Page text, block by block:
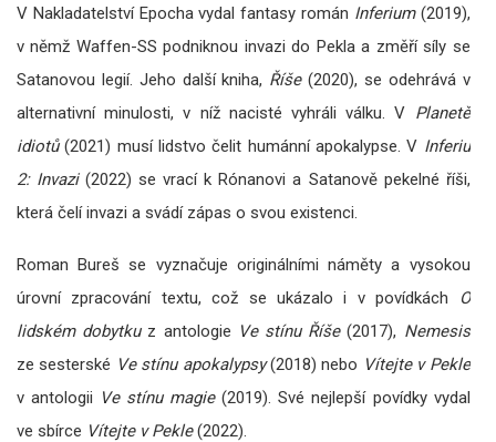
V Nakladatelství Epocha vydal fantasy román Inferium(2019),
v němž Waffen-SS podniknou invazi do Pekla a změří síly se
Satanovou legií. Jeho další kniha, Říše(2020), se odehrává v
alternativní minulosti, v níž nacisté vyhráli válku. V Planetě
idiotů(2021) musí lidstvo čelit humánní apokalypse. V Inferiu
2: Invazi(2022) se vrací k Rónanovi a Satanově pekelné říši,
která čelí invazi a svádí zápas o svou existenci.
Roman Bureš se vyznačuje originálními náměty a vysokou
úrovní zpracování textu, což se ukázalo i v povídkách
O
lidském dobytkuz antologie Ve stínu Říše(2017), Nemesis
ze sesterské Ve stínu apokalypsy(2018) nebo Vítejte v Pekle
v antologii Ve stínu magie(2019). Své nejlepší povídky vydal
ve sbírce Vítejte v Pekle(2022).